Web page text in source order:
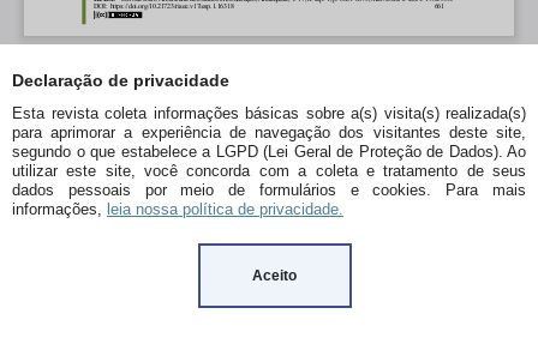
Declaração de privacidade
Esta revista coleta informações básicas sobre a(s) visita(s) realizada(s)
para aprimorar a experiência de navegação dos visitantes deste site,
segundo o que estabelece a LGPD (Lei Geral de Proteção de Dados). Ao
utilizar este site, você concorda com a coleta e tratamento de seus
dados pessoais por meio de formulários e cookies. Para mais
informações, leia nossa política de privacidade.
Aceito